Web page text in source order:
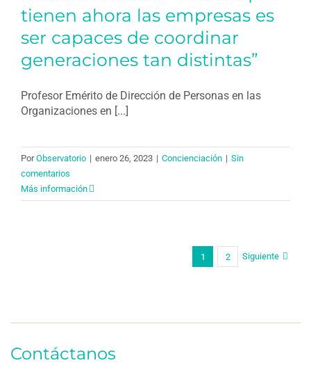
tienen ahora las empresas es
ser capaces de coordinar
generaciones tan distintas”
Profesor Emérito de Dirección de Personas en las
Organizaciones en [...]
PorObservatorio | enero 26, 2023 | Concienciación | Sin
comentarios
Más información
1 2 Siguiente
Contáctanos